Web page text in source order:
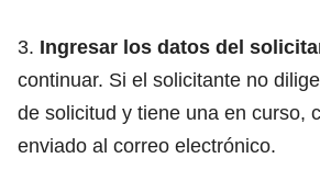
3. Ingresar los datos del
continuar. Si el solicitante no
de solicitud y tiene una en curso,
enviado al correo electrónico.